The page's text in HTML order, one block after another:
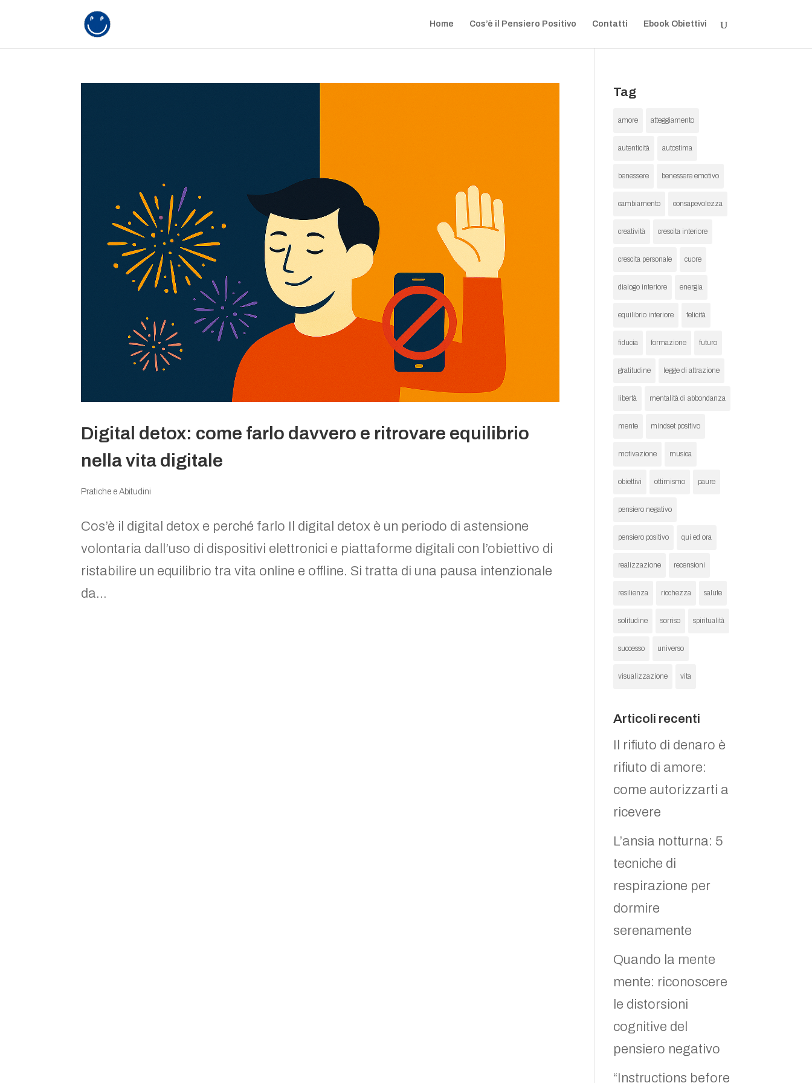
Home Cos’è il Pensiero Positivo Contatti Ebook Obiettivi
Digital detox: come farlo davvero e ritrovare equilibrio
nella vita digitale
Pratiche e Abitudini
Cos’è il digital detox e perché farlo Il digital detox è un periodo di astensione
volontaria dall’uso di dispositivi elettronici e piattaforme digitali con l’obiettivo di
ristabilire un equilibrio tra vita online e offline. Si tratta di una pausa intenzionale
da...
Tag
amore atteggiamento
autenticità autostima
benessere benessere emotivo
cambiamento consapevolezza
creatività crescita interiore
crescita personale cuore
dialogo interiore energia
equilibrio interiore felicità
fiducia formazione futuro
gratitudine legge di attrazione
libertà mentalità di abbondanza
mente mindset positivo
motivazione musica
obiettivi ottimismo paure
pensiero negativo
pensiero positivo qui ed ora
realizzazione recensioni
resilienza ricchezza salute
solitudine sorriso spiritualità
successo universo
visualizzazione vita
Articoli recenti
Il rifiuto di denaro è
rifiuto di amore:
come autorizzarti a
ricevere
L’ansia notturna: 5
tecniche di
respirazione per
dormire
serenamente
Quando la mente
mente: riconoscere
le distorsioni
cognitive del
pensiero negativo
“Instructions before